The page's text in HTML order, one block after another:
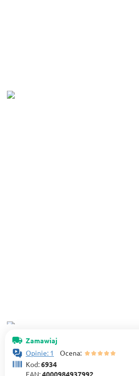
Zamawiaj
Opinie: 1
Ocena:
Kod:6934
EAN:4000984937992